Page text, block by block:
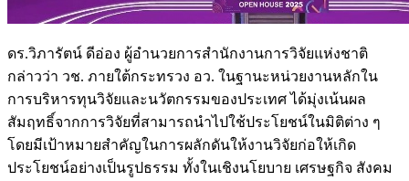
ดร.วิภารัตน์ ดีอ่อง ผู้อำนวยการสำนักงานการวิจัยแห่งชาติ
กล่าวว่า วช. ภายใต้กระทรวง อว. ในฐานะหน่วยงานหลักใน
การบริหารทุนวิจัยและนวัตกรรมของประเทศ ได้มุ่งเน้นผล
สัมฤทธิ์จากการวิจัยที่สามารถนำไปใช้ประโยชน์ในมิติต่าง ๆ
โดยมีเป้าหมายสำคัญในการผลักดันให้งานวิจัยก่อให้เกิด
ประโยชน์อย่างเป็นรูปธรรม ทั้งในเชิงนโยบาย เศรษฐกิจ สังคม